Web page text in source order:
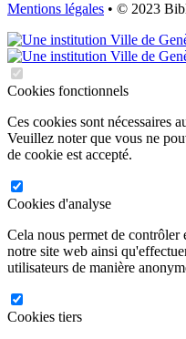
Mentions légales • © 2023
Cookies fonctionnels
Ces cookies sont nécessaires
Veuillez noter que vous ne
de cookie est accepté.
Cookies d'analyse
Cela nous permet de contrôler
notre site web ainsi
utilisateurs de manière
Cookies tiers